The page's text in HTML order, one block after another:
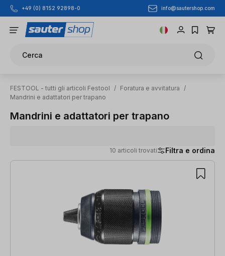
Passa al contenuto principale
+49 (0) 8152 92898-0 info@sautershop.com
Cerca
FESTOOL - tutti gli articoli Festool / Foratura e avvitatura
/
Mandrini e adattatori per trapano
Mandrini e adattatori per trapano
10 articoli trovati Filtra e ordina
10 articoli trovati